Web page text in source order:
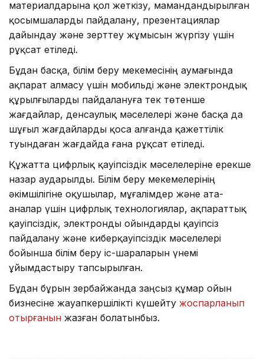
материалдарына қол жеткізу, мамандандырылған
қосымшаларды пайдалану, презентациялар
дайындау және зерттеу жұмысын жүргізу үшін
рұқсат етіледі.
Бұдан басқа, білім беру мекемесінің аумағында
ақпарат алмасу үшін мобильді және электрондық
құрылғыларды пайдалануға тек төтенше
жағдайлар, денсаулық мәселелері және басқа да
шұғыл жағдайларды қоса алғанда қажеттілік
туындаған жағдайда ғана рұқсат етіледі.
Құжатта цифрлық қауіпсіздік мәселелеріне ерекше
назар аударылды. Білім беру мекемелерінің
әкімшілігіне оқушылар, мұғалімдер және ата-
аналар үшін цифрлық технологиялар, ақпараттық
қауіпсіздік, электронды ойындарды қауіпсіз
пайдалану және киберқауіпсіздік мәселелері
бойынша білім беру іс-шараларын үнемі
ұйымдастыру тапсырылған.
Бұдан бұрын Әзербайжанда заңсыз құмар ойын
бизнесіне жауапкершілікті күшейту жоспарланып
отырғанын жазған болатынбыз.